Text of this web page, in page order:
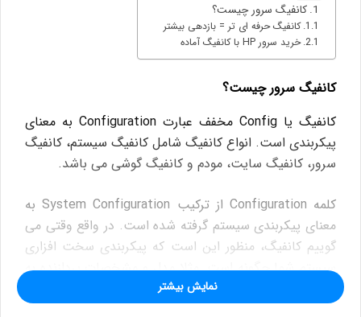
کانفیگ سرور چیست؟
کانفیگ حرفه ای تر = بازدهی بیشتر
خرید سرور HP با کانفیگ آماده
کانفیگ سرور چیست؟
کانفیگ یا Config مخفف عبارت Configuration به معنای
پیکربندی است. انواع کانفیگ شامل کانفیگ سیستم، کانفیگ
سرور، کانفیگ سایت، مودم و کانفیگ گوشی می باشد.
کلمه Configuration از ترکیب System Configuration به
معنای پیکربندی سیستم گرفته شده است. در واقع وقتی می
گوییم کانفیگ، منظور این است که پیکربندی سخت افزاری
سیستم شما چگونه است. مثلا مدل و مشخصات پردازنده به
کار گرفته شده در سیستم یا نوع حافظه رم، هارد دیسک،
مادربرد و … همگی گویای کانفیگ سیستم شما می باشند. در
نمایش بیشتر